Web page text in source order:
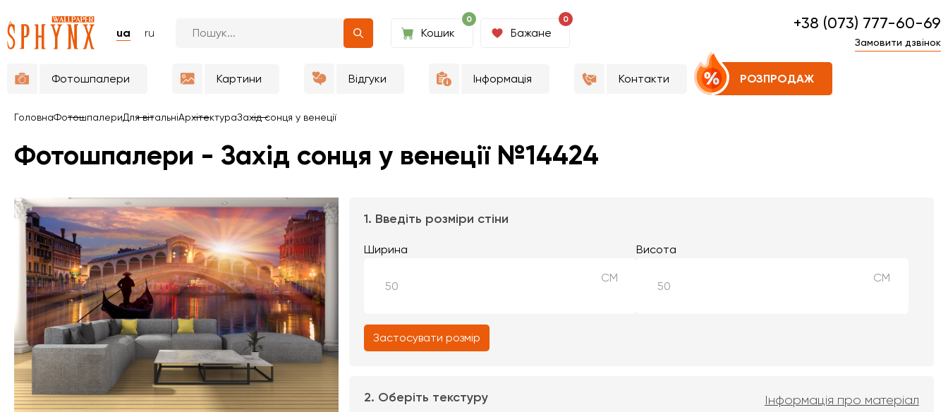
ua ru
0
Кошик
0
Бажане
+38 (073) 777-60-69
Замовити дзвінок
Фотошпалери Картини Відгуки Інформація Контакти РОЗПРОДАЖ
ГоловнаФотошпалериДля вітальніАрхітектураЗахід сонця у венеції
Фотошпалери - Захід сонця у венеції №14424
1. Введіть розміри стіни
Ширина
СМ
Висота
СМ
Застосувати розмір
2. Оберіть текстуру Інформація про матеріал